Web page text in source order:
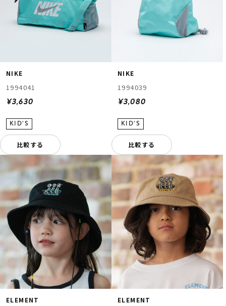
NIKE
1994041
¥3,630
比較する
NIKE
1994039
¥3,080
比較する
ELEMENT ELEMENT